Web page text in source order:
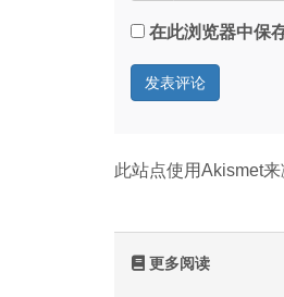
在此浏览器中保
此站点使用Akismet来
更多阅读